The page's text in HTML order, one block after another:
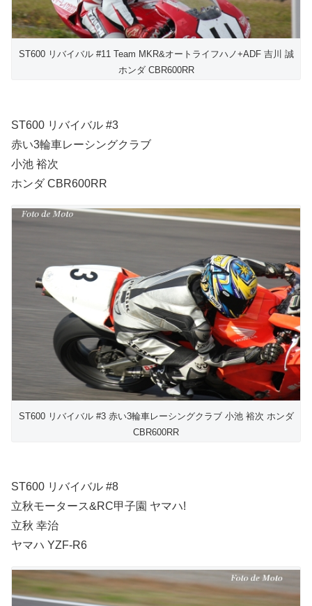
ST600 リバイバル #11 Team MKR&オートライフハノ+ADF 吉川 誠
ホンダ CBR600RR
ST600 リバイバル #3
赤い3輪車レーシングクラブ
小池 裕次
ホンダ CBR600RR
ST600 リバイバル #3 赤い3輪車レーシングクラブ 小池 裕次 ホンダ
CBR600RR
ST600 リバイバル #8
立秋モータース&RC甲子園 ヤマハ!
立秋 幸治
ヤマハ YZF-R6